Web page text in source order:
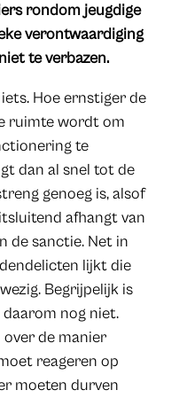
rondom jeugdige
verontwaardiging
te verbazen.
Hoe ernstiger de
ruimte wordt om
te
dan al snel tot de
genoeg is, alsof
afhangt van
de sanctie. Net in
lijkt die
Begrijpelijk is
nog niet.
de manier
reageren op
moeten durven